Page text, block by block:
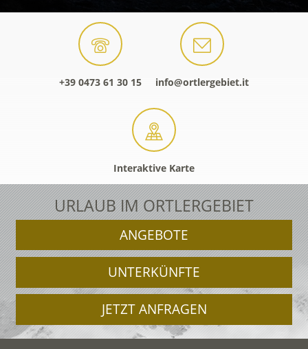
+39 0473 61 30 15 info@ortlergebiet.it
Interaktive Karte
URLAUB IM ORTLERGEBIET
ANGEBOTE
UNTERKÜNFTE
JETZT ANFRAGEN